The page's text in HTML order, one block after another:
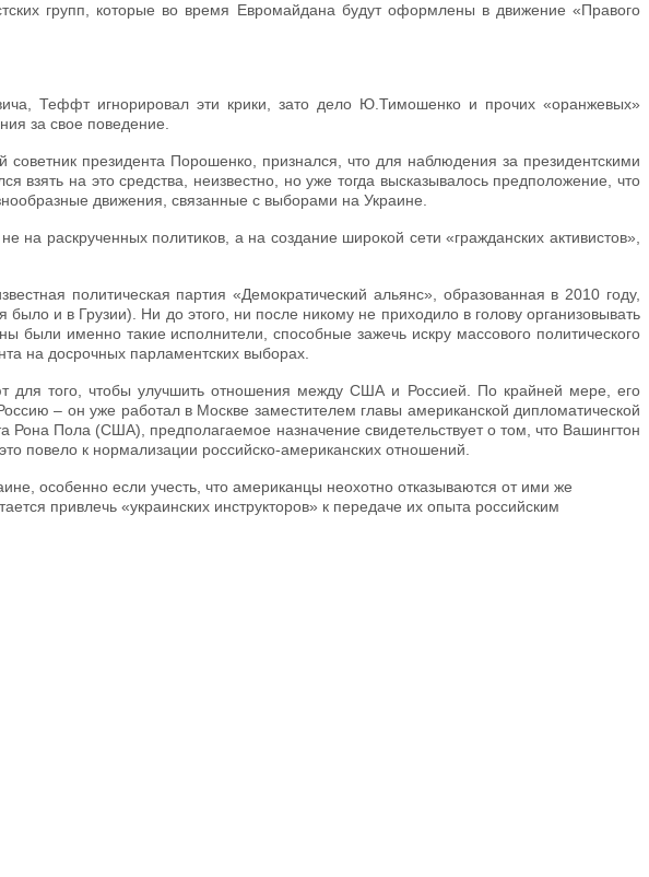
групп, которые во время Евромайдана будут оформлены в движение «Правого
Теффт игнорировал эти крики, зато дело Ю.Тимошенко и прочих «оранжевых»
за свое поведение.
президента Порошенко, признался, что для наблюдения за президентскими
на это средства, неизвестно, но уже тогда высказывалось предположение, что
движения, связанные с выборами на Украине.
раскрученных политиков, а на создание широкой сети «гражданских активистов»,
политическая партия «Демократический альянс», образованная в 2010 году,
и в Грузии). Ни до этого, ни после никому не приходило в голову организовывать
именно такие исполнители, способные зажечь искру массового политического
на досрочных парламентских выборах.
для того, чтобы улучшить отношения между США и Россией. По крайней мере, его
– он уже работал в Москве заместителем главы американской дипломатической
Пола (США), предполагаемое назначение свидетельствует о том, что Вашингтон
повело к нормализации российско-американских отношений.
особенно если учесть, что американцы неохотно отказываются от ими же
привлечь «украинских инструкторов» к передаче их опыта российским